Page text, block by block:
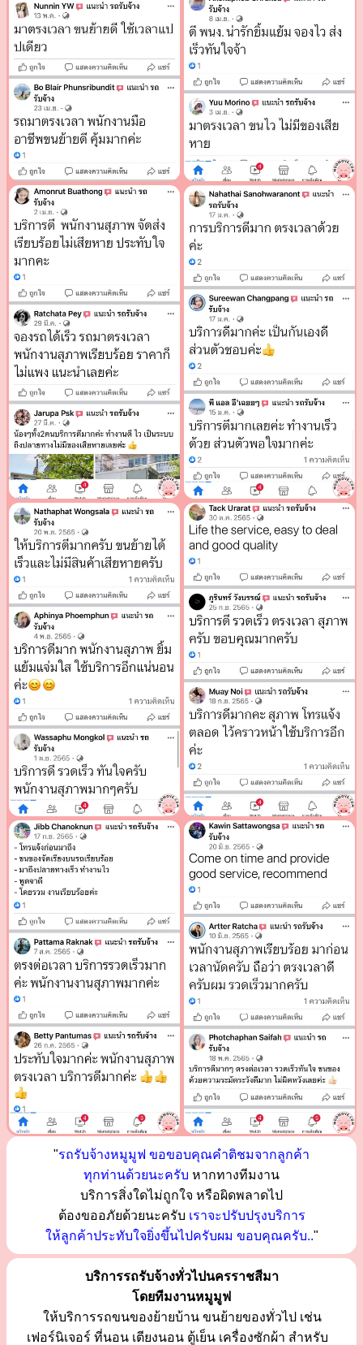
"รถรับจ้างหมูมูฟ ขอขอบคุณคำติชมจากลูกค้า
ทุกท่านด้วยนะครับ หากทางทีมงาน
บริการสิ่งใดไม่ถูกใจ หรือผิดพลาดไป
ต้องขออภัยด้วยนะครับ เราจะปรับปรุงบริการ
ให้ลูกค้าประทับใจยิ่งขึ้นไปครับผม ขอบคุณครับ.."
บริการรถรับจ้างทั่วไปนครราชสีมา
โดยทีมงานหมูมูฟ
ให้บริการรถขนของย้ายบ้าน ขนย้ายของทั่วไป เช่น
เฟอร์นิเจอร์ ที่นอน เตียงนอน ตู้เย็น เครื่องซักผ้า สำหรับ